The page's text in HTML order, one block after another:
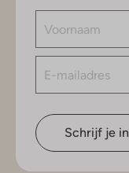
Schrijf je in